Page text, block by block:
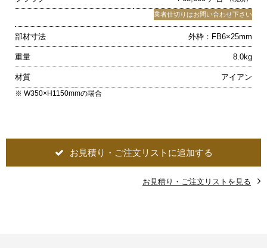
業者仕切りはお問い合わせ下さい
部材寸法 外枠：FB6×25mm
重量 8.0kg
材質 アイアン
※ W350×H1150mmの場合
お見積り・ご注文リストに追加する
お見積り・ご注文リストを見る